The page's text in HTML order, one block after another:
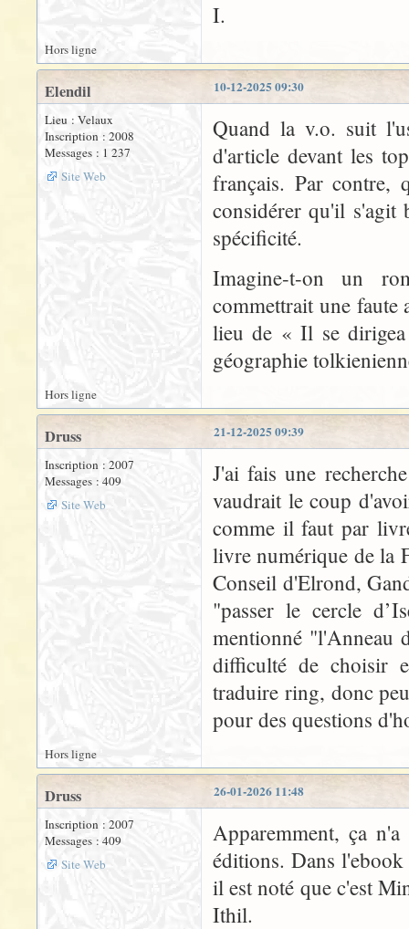
I.
Hors ligne
10-12-2025 09:30
Elendil
Lieu : Velaux
Inscription : 2008
Messages : 1 237
Site Web
Quand la v.o. suit
d'article devant les
français. Par contre,
considérer qu'il
spécificité.
Imagine-t-on un
commettrait une faute
lieu de « Il se
géographie
Hors ligne
21-12-2025 09:39
Druss
Inscription : 2007
Messages : 409
Site Web
J'ai fais une
vaudrait le coup
comme il faut par
livre numérique de la
Conseil d'Elrond,
"passer le cercle
mentionné "l'Anneau
difficulté de choisir
traduire ring, donc
pour des questions
Hors ligne
26-01-2026 11:48
Druss
Inscription : 2007
Messages : 409
Site Web
Apparemment, ça
éditions. Dans
il est noté que c'est
Ithil.